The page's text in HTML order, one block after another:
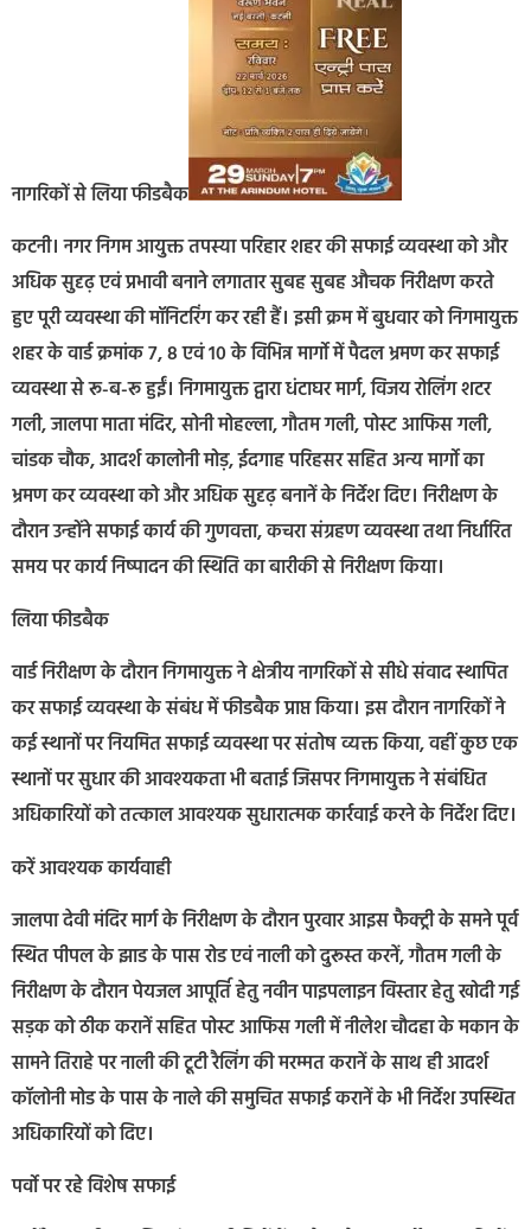
नागरिकों से लिया फीडबैक
कटनी। नगर निगम आयुक्त तपस्या परिहार शहर की सफाई व्यवस्था को और
अधिक सुदृढ़ एवं प्रभावी बनाने लगातार सुबह सुबह औचक निरीक्षण करते
हुए पूरी व्यवस्था की मॉनिटरिंग कर रही हैं। इसी क्रम में बुधवार को निगमायुक्त
शहर के वार्ड क्रमांक 7, 8 एवं 10 के विभिन्न मार्गो में पैदल भ्रमण कर सफाई
व्यवस्था से रू-ब-रू हुईं। निगमायुक्त द्वारा धंटाघर मार्ग, विजय रोलिंग शटर
गली, जालपा माता मंदिर, सोनी मोहल्ला, गौतम गली, पोस्ट आफिस गली,
चांडक चौक, आदर्श कालोनी मोड़, ईदगाह परिहसर सहित अन्य मार्गो का
भ्रमण कर व्यवस्था को और अधिक सुदृढ़ बनानें के निर्देश दिए। निरीक्षण के
दौरान उन्होंने सफाई कार्य की गुणवत्ता, कचरा संग्रहण व्यवस्था तथा निर्धारित
समय पर कार्य निष्पादन की स्थिति का बारीकी से निरीक्षण किया।
लिया फीडबैक
वार्ड निरीक्षण के दौरान निगमायुक्त ने क्षेत्रीय नागरिकों से सीधे संवाद स्थापित
कर सफाई व्यवस्था के संबंध में फीडबैक प्राप्त किया। इस दौरान नागरिकों ने
कई स्थानों पर नियमित सफाई व्यवस्था पर संतोष व्यक्त किया, वहीं कुछ एक
स्थानों पर सुधार की आवश्यकता भी बताई जिसपर निगमायुक्त ने संबंधित
अधिकारियों को तत्काल आवश्यक सुधारात्मक कार्रवाई करने के निर्देश दिए।
करें आवश्यक कार्यवाही
जालपा देवी मंदिर मार्ग के निरीक्षण के दौरान पुरवार आइस फैक्ट्री के समने पूर्व
स्थित पीपल के झाड के पास रोड एवं नाली को दुरूस्त करनें, गौतम गली के
निरीक्षण के दौरान पेयजल आपूर्ति हेतु नवीन पाइपलाइन विस्तार हेतु खोदी गई
सड़क को ठीक करानें सहित पोस्ट आफिस गली में नीलेश चौदहा के मकान के
सामने तिराहे पर नाली की टूटी रैलिंग की मरम्मत करानें के साथ ही आदर्श
कॉलोनी मोड के पास के नाले की समुचित सफाई करानें के भी निर्देश उपस्थित
अधिकारियों को दिए।
पर्वो पर रहे विशेष सफाई